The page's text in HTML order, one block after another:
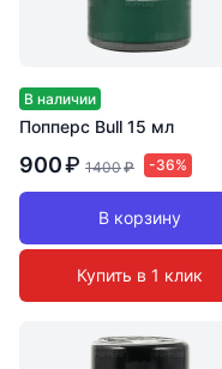
В наличии
Попперс Bull 15 мл
900₽ 1400₽ -36%
В корзину
Купить в 1 клик